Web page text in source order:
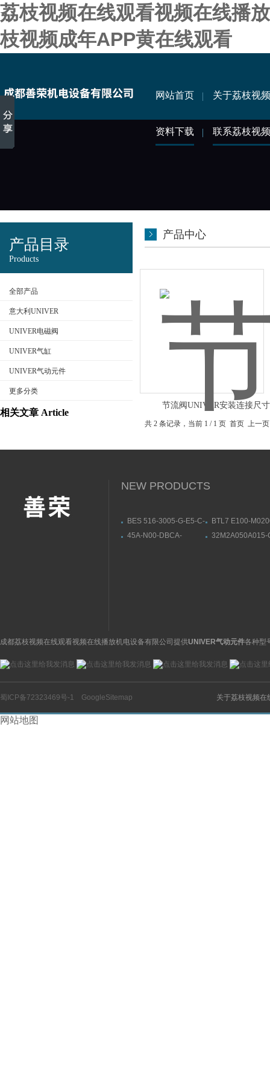
荔枝视频在线观看视频在线播
枝视频成年APP黄在线观看
网站首页 关于荔枝视
资料下载 联系荔枝视
产品目录
Products
全部产品
意大利UNIVER
UNIVER电磁阀
UNIVER气缸
UNIVER气动元件
更多分类
相关文章 Article
产品中心
节流阀UNIVER安装连接尺寸
共 2 条记录，当前 1 / 1 页 首页 上
NEW PRODUCTS
BES 516-3005-G-E5-C-
近开关,巴鲁夫效果图
BTL7 E100-
传感器 杆式结构
45A-N00-DBCA-
32M2A050A015-
成都荔枝视频在线观看视频在线播放机电设备有限公司提供UNIVER气动元件各种型
蜀ICP备72323469号-1 GoogleSitemap 关于荔枝视频在
网站地图